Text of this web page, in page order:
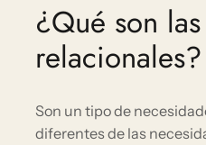
¿Qué son
relacionales?
Son un tipo de necesida
diferentes de las